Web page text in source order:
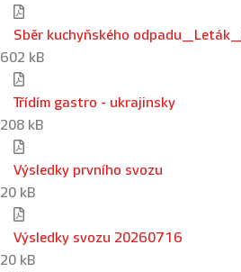
Sběr kuchyňského
602 kB
Třídím gastro - ukrajinsky
208 kB
Výsledky prvního svozu
20 kB
Výsledky svozu 20260716
20 kB